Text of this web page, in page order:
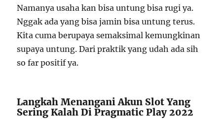
Namanya usaha kan bisa untung bisa rugi ya.
Nggak ada yang bisa jamin bisa untung terus.
Kita cuma berupaya semaksimal kemungkinan
supaya untung. Dari praktik yang udah ada sih
so far positif ya.
Langkah Menangani Akun Slot Yang
Sering Kalah Di Pragmatic Play 2022